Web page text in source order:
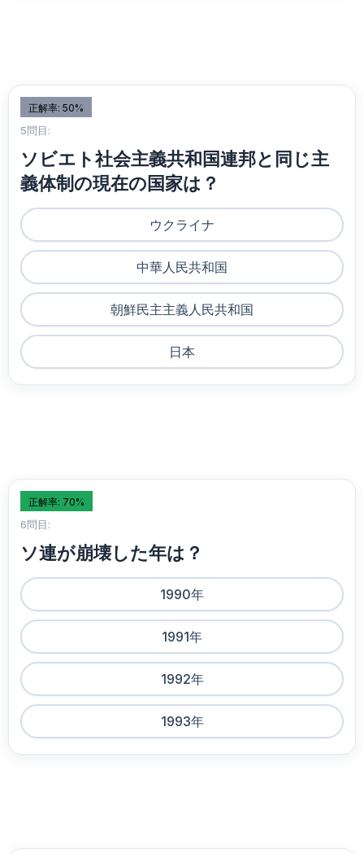
正解率: 50%
5問目:
ソビエト社会主義共和国連邦と同じ主
義体制の現在の国家は？
ウクライナ
中華人民共和国
朝鮮民主主義人民共和国
日本
正解率: 70%
6問目:
ソ連が崩壊した年は？
1990年
1991年
1992年
1993年